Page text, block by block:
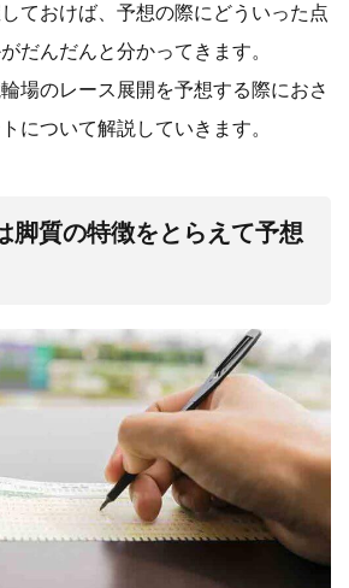
ておけば、予想の際にどういった点
だんだんと分かってきます。
場のレース展開を予想する際におさ
について解説していきます。
脚質の特徴をとらえて予想